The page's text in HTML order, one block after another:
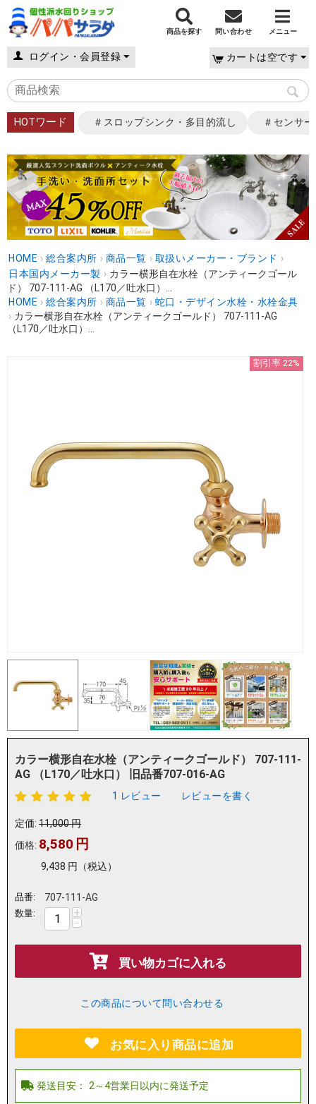
商品を探す 問い合わせ メニュー
ログイン・会員登録 カートは空です
HOTワード ＃スロップシンク・多目的流し ＃センサ
HOME › 総合案内所 › 商品一覧 › 取扱いメーカー・ブランド ›
日本国内メーカー製 › カラー横形自在水栓（アンティークゴール
ド） 707-111-AG （L170／吐水口）...
HOME › 総合案内所 › 商品一覧 › 蛇口・デザイン水栓・水栓金具
› カラー横形自在水栓（アンティークゴールド） 707-111-AG
（L170／吐水口）...
割引率 22%
カラー横形自在水栓（アンティークゴールド） 707-111-
AG （L170／吐水口） 旧品番707-016-AG
1 レビュー レビューを書く
定価: 11,000円
価格: 8,580 円
9,438 円 （税込）
品番: 707-111-AG
数量: +
−
買い物カゴに入れる
この商品について問い合わせる
お気に入り商品に追加